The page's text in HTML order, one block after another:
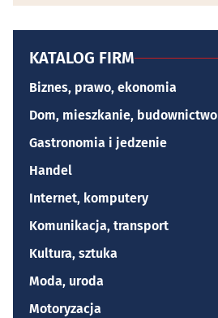
KATALOG FIRM
Biznes, prawo, ekonomia
Dom, mieszkanie, budownictwo
Gastronomia i jedzenie
Handel
Internet, komputery
Komunikacja, transport
Kultura, sztuka
Moda, uroda
Motoryzacja